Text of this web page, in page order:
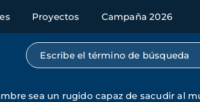
Proyectos Campaña 2026
Búsqueda por texto completo
sea un rugido capaz de sacudir al